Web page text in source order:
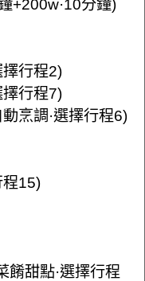
+200w·10分鐘)
行程2)
行程7)
烹調·選擇行程6)
15)
餚甜點·選擇行程